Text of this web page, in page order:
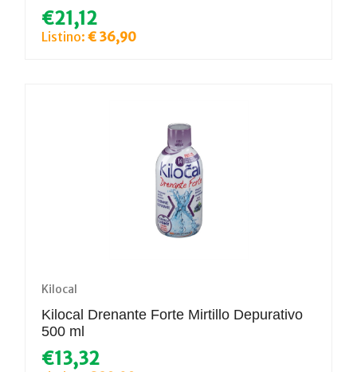
€21,12
Listino: € 36,90
Kilocal
Kilocal Drenante Forte Mirtillo Depurativo
500 ml
€13,32